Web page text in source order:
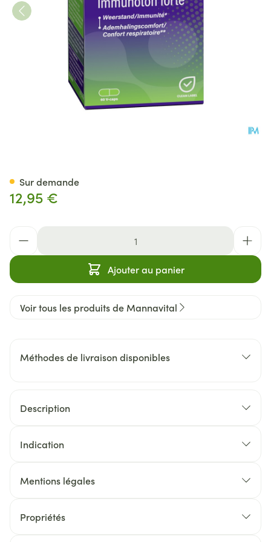
12,95 €
Ajouter au panier
Sur demande
Voir tous les produits de Mannavital
Méthodes de livraison disponibles
Description
Indication
Mentions légales
Propriétés